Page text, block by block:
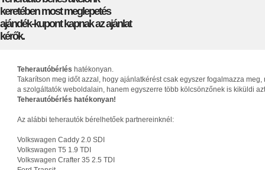
keretében most meglepetés
ajándék-kupont kapnak az ajánlat
kérők.
Teherautóbérlés hatékonyan.
Takarítson meg időt azzal, hogy ajánlatkérést csak egyszer fogalmazza
a szolgáltatók weboldalain, hanem egyszerre több kölcsönzőnek is kiküldi
Teherautóbérlés hatékonyan!
Az alábbi teherautók bérelhetőek partnereinknél:
Volkswagen Caddy 2.0 SDI
Volkswagen T5 1.9 TDI
Volkswagen Crafter 35 2.5 TDI